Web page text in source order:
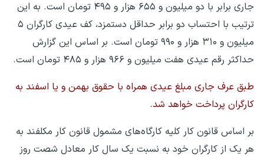
جاری برابر با دو میلیون و ۶۵۵ هزار و ۴۹۵ تومان است. به این
ترتیب با احتساب دو برابر حداقل دستمزد، کف عیدی کارگران ۵
میلیون و ۳۱۰ هزار و ۹۹۰ تومان است. بر اساس این گزارش
حداکثر رقم عیدی هفت میلیون و ۹۶۶ هزار و ۴۸۵ تومان است.
طبق عرف جاری مبلغ عیدی همراه با حقوق بهمن و یا اسفند به
کارگران پرداخت خواهد شد.
بر اساس قانون کار کلیه کارگاه‌های مشمول قانون کار مکلفند به
هر یک از کارگران خود به نسبت یک سال کار معادل شصت روز